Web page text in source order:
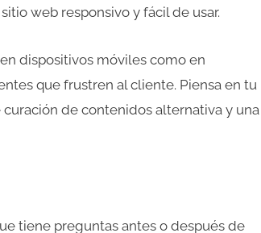
web responsivo y fácil de usar.
dispositivos móviles como en
que frustren al cliente. Piensa en tu
de contenidos alternativa y una
tiene preguntas antes o después de